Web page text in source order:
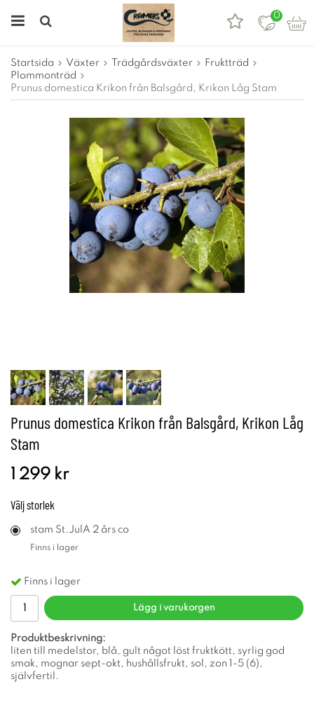
0
Startsida Växter Trädgårdsväxter
Fruktträd
Plommonträd
Prunus domestica Krikon från Balsgård, Krikon Låg Stam
Prunus domestica Krikon från Balsgård, Krikon Låg
Stam
1 299 kr
Väljstorlek
stam St.JulA 2 års co
Finns i lager
Finns i lager
Lägg i varukorgen
Produktbeskrivning:
liten till medelstor, blå, gult något löst fruktkött, syrlig god
smak, mognar sept-okt, hushållsfrukt, sol, zon 1-5 (6),
självfertil.